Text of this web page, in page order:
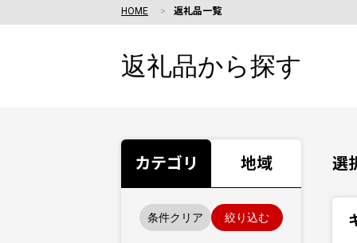
HOME 返礼品一覧
返礼品から探す
カテゴリ 地域
条件クリア 絞り込む
選